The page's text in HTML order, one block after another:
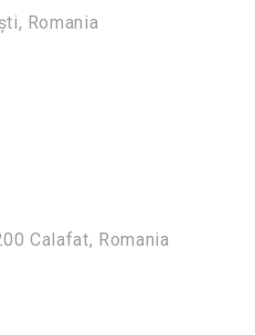
Romania
Calafat, Romania